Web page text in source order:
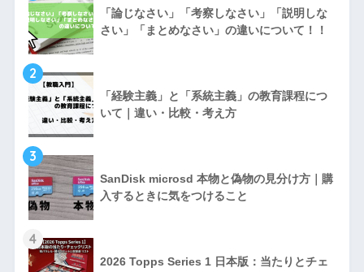
「論じなさい」「考察しなさい」「説明しな
さい」「まとめなさい」の違いについて！！
2
「経験主義」と「系統主義」の教育課程につ
いて｜違い・比較・考え方
3
SanDisk microsd 本物と偽物の見分け方｜購
入するときに気をつけること
4
2026 Topps Series 1 日本版：当たりとチェ